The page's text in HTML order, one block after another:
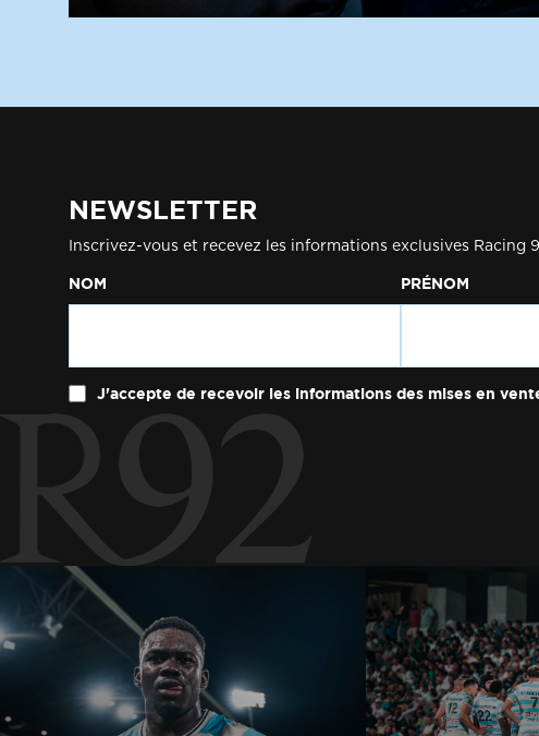
NEWSLETTER
Inscrivez-vous et recevez les informations exclusives Racing
NOM PRÉNOM
J'accepte de recevoir les informations des mises en